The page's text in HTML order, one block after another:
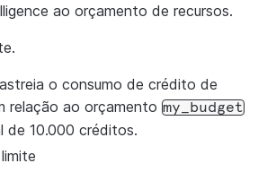
ao orçamento de recursos.
.
o consumo de crédito de
relação ao orçamento my_budget
de 10.000 créditos.